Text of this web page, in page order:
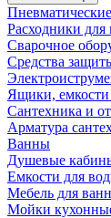
Расходники для
Сварочное
Средства
Ящики, емкости
Сантехника и
Арматура
Ванны
Душевые
Емкости для
Мебель для
Мойки